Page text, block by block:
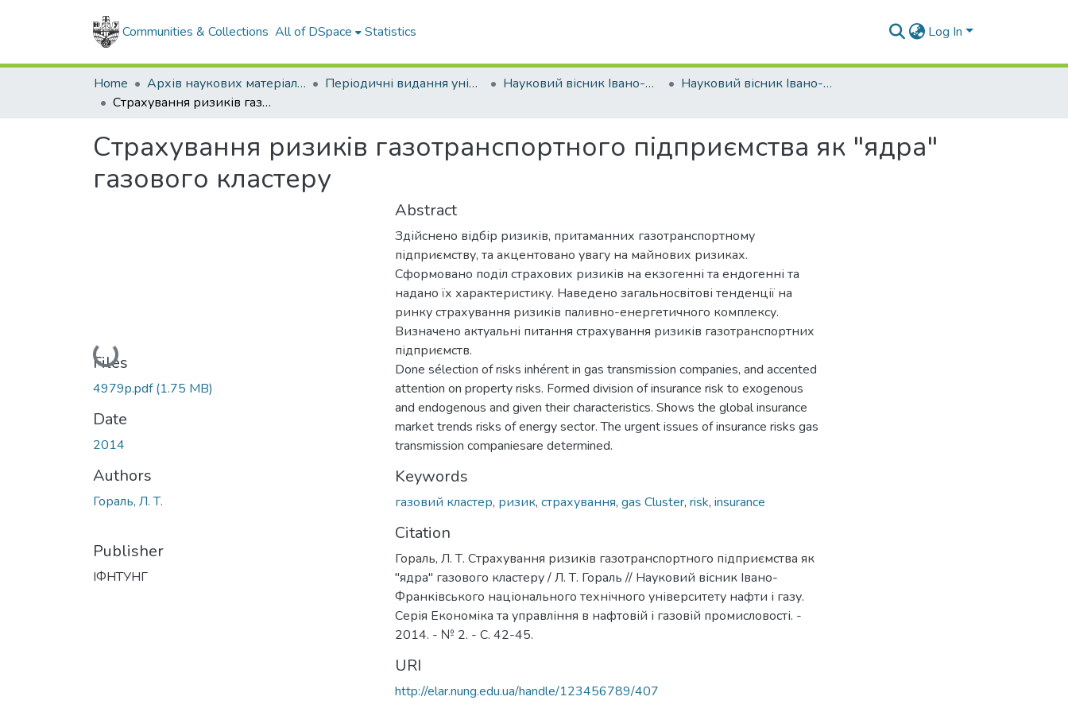
Communities & Collections All of DSpace Statistics Log In
Home Архів наукових матеріалів Періодичні видання університету Науковий вісник Івано-Франківського національного технічного університету нафти і газу. Серія: Економіка та управління в нафтовій і газовій промисловості
Науковий вісник Івано-Франківського національного технічного університету нафти і газу. Серія Економіка та управління в нафтовій і газовій промисловості - 2014 - № 2.
Страхування ризиків газотранспортного підприємства як "ядра" газового кластеру
Страхування ризиків газотранспортного підприємства як "ядра"
газового кластеру
Loading...
Files
4979p.pdf(1.75 MB)
Date
2014
Authors
Гораль, Л. Т.
Publisher
ІФНТУНГ
Abstract
Здійснено відбір ризиків, притаманних газотранспортному
підприємству, та акцентовано увагу на майнових ризиках.
Сформовано поділ страхових ризиків на екзогенні та ендогенні та
надано їх характеристику. Наведено загальносвітові тенденції на
ринку страхування ризиків паливно-енергетичного комплексу.
Визначено актуальні питання страхування ризиків газотранспортних
підприємств.
Done sélection of risks inhérent in gas transmission companies, and accented
attention on property risks. Formed division of insurance risk to exogenous
and endogenous and given their characteristics. Shows the global insurance
market trends risks of energy sector. The urgent issues of insurance risks gas
transmission companiesare determined.
Keywords
газовий кластер, ризик, страхування, gas Cluster, risk, insurance
Citation
Гораль, Л. Т. Страхування ризиків газотранспортного підприємства як
"ядра" газового кластеру / Л. Т. Гораль // Науковий вісник Івано-
Франківського національного технічного університету нафти і газу.
Серія Економіка та управління в нафтовій і газовій промисловості. -
2014. - № 2. - С. 42-45.
URI
http://elar.nung.edu.ua/handle/123456789/407